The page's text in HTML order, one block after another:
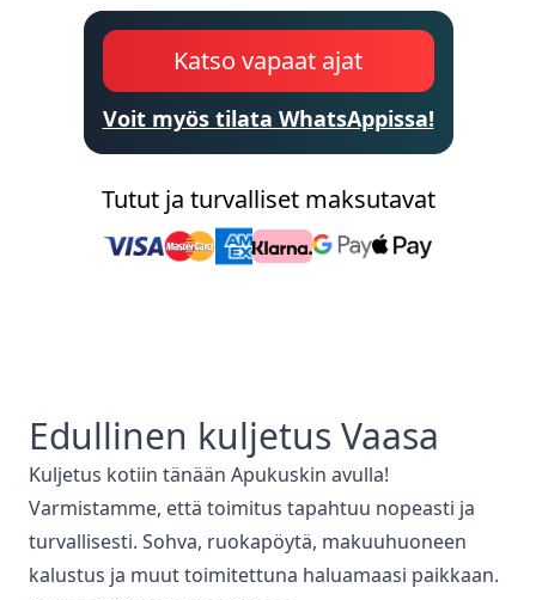
Katso vapaat ajat
Voit myös tilata WhatsAppissa!
Tutut ja turvalliset maksutavat
Edullinen kuljetus Vaasa
Kuljetus kotiin tänään Apukuskin avulla!
Varmistamme, että toimitus tapahtuu nopeasti ja
turvallisesti. Sohva, ruokapöytä, makuuhuoneen
kalustus ja muut toimitettuna haluamaasi paikkaan.